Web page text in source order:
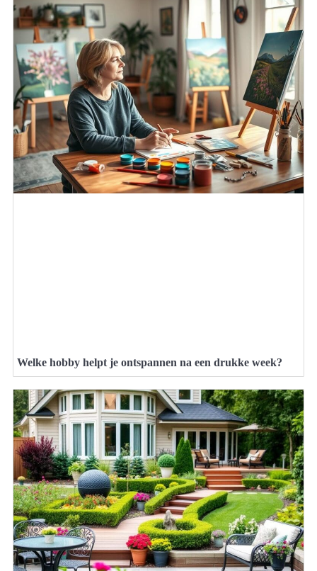
Welke hobby helpt je ontspannen na een drukke week?